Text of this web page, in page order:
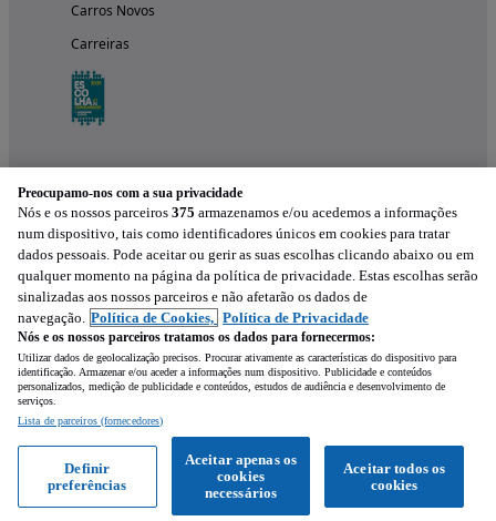
Ligar WhatsApp
Carros Novos
Carreiras
Experimenta a aplicação
Preocupamo-nos com a sua privacidade
Nós e os nossos parceiros 375 armazenamos e/ou acedemos a informações
num dispositivo, tais como identificadores únicos em cookies para tratar
dados pessoais. Pode aceitar ou gerir as suas escolhas clicando abaixo ou em
qualquer momento na página da política de privacidade. Estas escolhas serão
sinalizadas aos nossos parceiros e não afetarão os dados de
navegação. Política de Cookies, Política de Privacidade
Nós e os nossos parceiros tratamos os dados para fornecermos:
Utilizar dados de geolocalização precisos. Procurar ativamente as características do dispositivo para
identificação. Armazenar e/ou aceder a informações num dispositivo. Publicidade e conteúdos
personalizados, medição de publicidade e conteúdos, estudos de audiência e desenvolvimento de
serviços.
Lista de parceiros (fornecedores)
Aceitar todos os
cookies
Aceitar apenas os
cookies
necessários
Definir
preferências